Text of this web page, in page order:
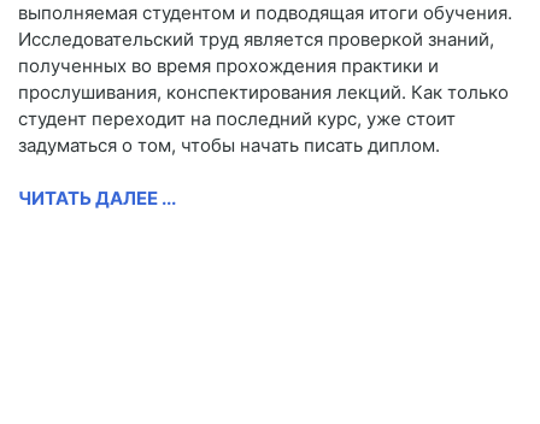
выполняемая студентом и подводящая итоги обучения.
Исследовательский труд является проверкой знаний,
полученных во время прохождения практики и
прослушивания, конспектирования лекций. Как только
студент переходит на последний курс, уже стоит
задуматься о том, чтобы начать писать диплом.
ЧИТАТЬ ДАЛЕЕ ...